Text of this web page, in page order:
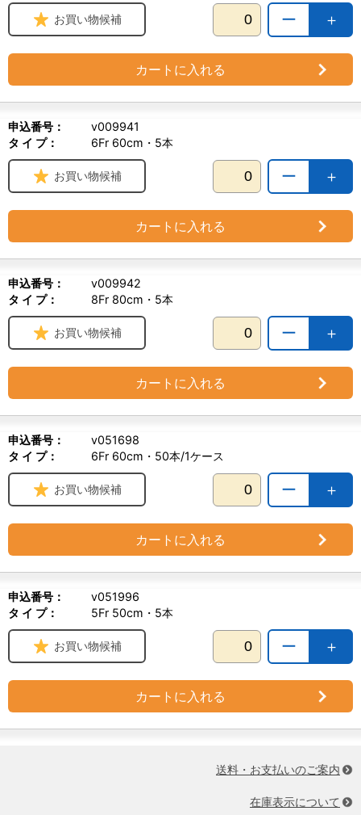
＋
ー
お買い物候補
カートに入れる
申込番号：
v009941
タ イ プ：
6Fr 60cm・5本
＋
ー
お買い物候補
カートに入れる
申込番号：
v009942
タ イ プ：
8Fr 80cm・5本
＋
ー
お買い物候補
カートに入れる
申込番号：
v051698
タ イ プ：
6Fr 60cm・50本/1ケース
＋
ー
お買い物候補
カートに入れる
申込番号：
v051996
タ イ プ：
5Fr 50cm・5本
＋
ー
お買い物候補
カートに入れる
送料・お支払いのご案内
在庫表示について